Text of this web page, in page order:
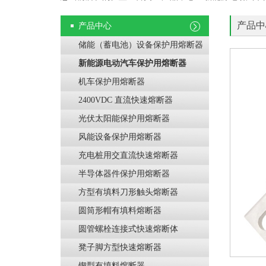
产品中心
储能（蓄电池）设备保护用熔断器
新能源电动汽车保护用熔断器
机车保护用熔断器
2400VDC 直流快速熔断器
光伏太阳能保护用熔断器
风能设备保护用熔断器
充电桩用交直流快速熔断器
半导体器件保护用熔断器
方型有填料刀形触头熔断器
圆筒形帽有填料熔断器
圆管螺栓连接式快速熔断体
凳子脚方型快速熔断器
产品